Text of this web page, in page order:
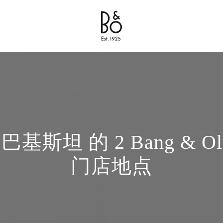
Bang & Olufsen - Exist to Create
Link Opens in New Tab
基斯坦 的 2 Bang &
门店地点